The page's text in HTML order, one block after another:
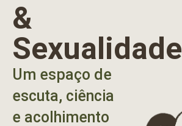
&
Sexualidade
Um espaço de
escuta, ciência
e acolhimento